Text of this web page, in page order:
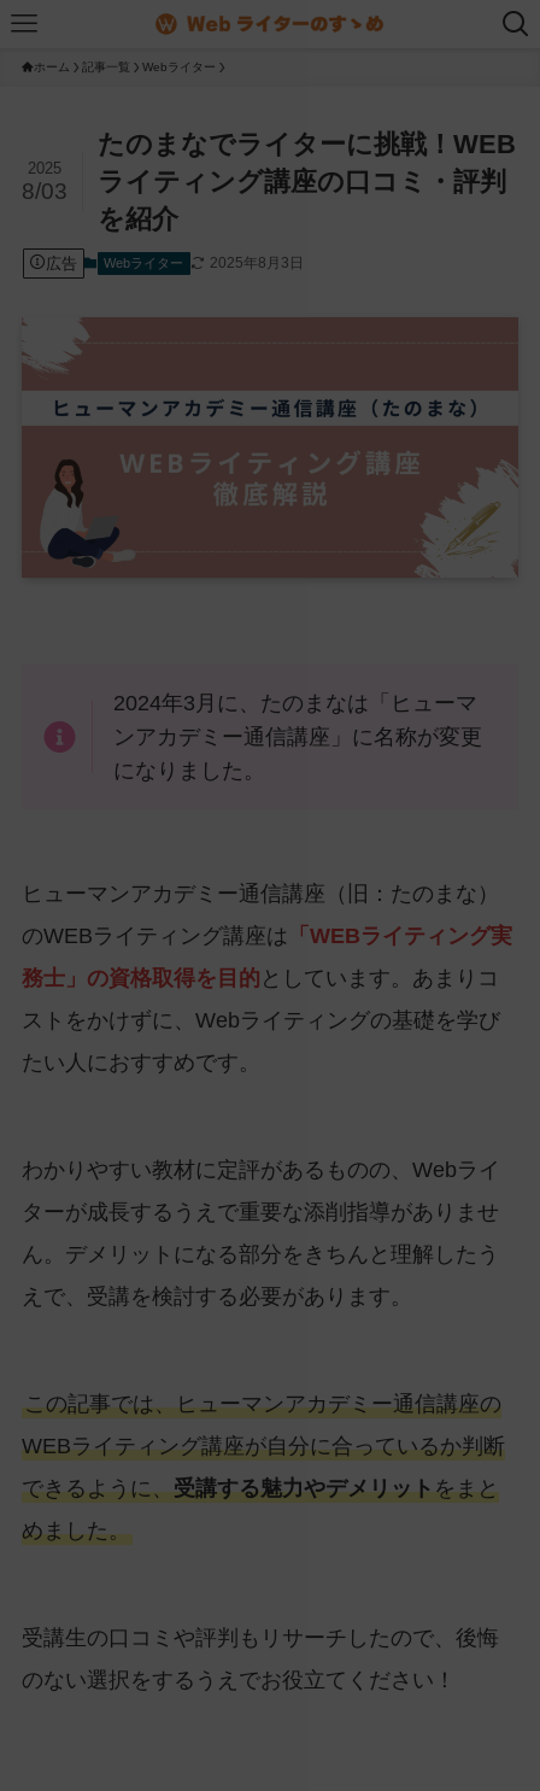
ホーム 記事一覧 Webライター
たのまなでライターに挑戦！WEB
ライティング講座の口コミ・評判
を紹介
2025
8/03
広告 Webライター 2025年8月3日
2024年3月に、たのまなは「ヒューマ
ンアカデミー通信講座」に名称が変更
になりました。
ヒューマンアカデミー通信講座（旧：たのまな）
のWEBライティング講座は 「WEBライティング実
務士」の資格取得を目的 としています。あまりコ
ストをかけずに、Webライティングの基礎を学び
たい人におすすめです。
わかりやすい教材に定評があるものの、Webライ
ターが成長するうえで重要な添削指導がありませ
ん。デメリットになる部分をきちんと理解したう
えで、受講を検討する必要があります。
この記事では、ヒューマンアカデミー通信講座の
WEBライティング講座が自分に合っているか判断
できるように、受講する魅力やデメリットをまと
めました。
受講生の口コミや評判もリサーチしたので、後悔
のない選択をするうえでお役立てください！